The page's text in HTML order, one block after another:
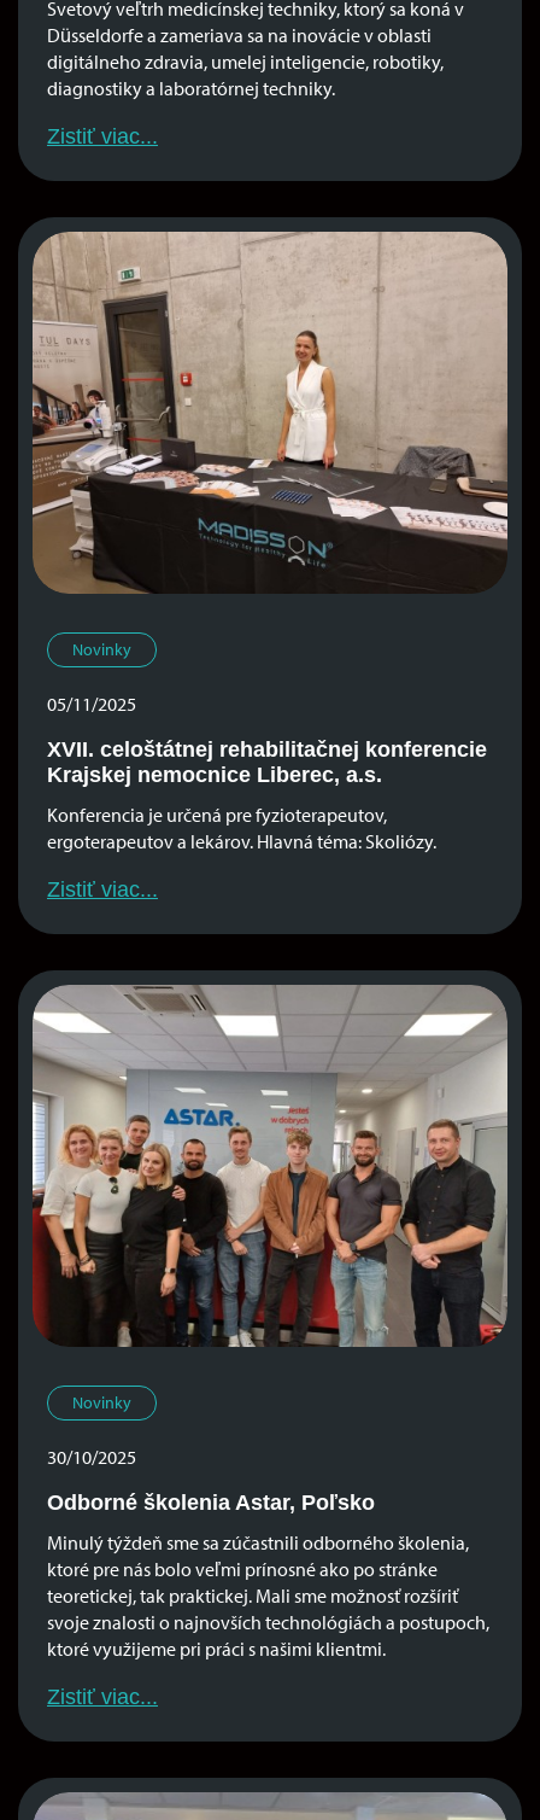
Svetový veľtrh medicínskej techniky, ktorý sa koná v
Düsseldorfe a zameriava sa na inovácie v oblasti
digitálneho zdravia, umelej inteligencie, robotiky,
diagnostiky a laboratórnej techniky.
Zistiť viac...
Novinky
05/11/2025
XVII. celoštátnej rehabilitačnej konferencie
Krajskej nemocnice Liberec, a.s.
Konferencia je určená pre fyzioterapeutov,
ergoterapeutov a lekárov. Hlavná téma: Skoliózy.
Zistiť viac...
Novinky
30/10/2025
Odborné školenia Astar, Poľsko
Minulý týždeň sme sa zúčastnili odborného školenia,
ktoré pre nás bolo veľmi prínosné ako po stránke
teoretickej, tak praktickej. Mali sme možnosť rozšíriť
svoje znalosti o najnovších technológiách a postupoch,
ktoré využijeme pri práci s našimi klientmi.
Zistiť viac...